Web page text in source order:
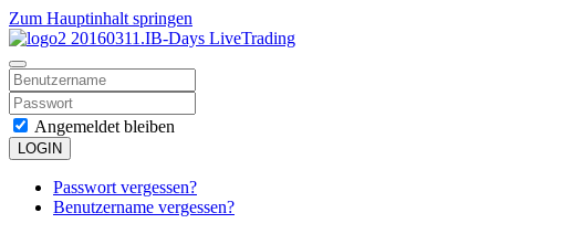
Zum Hauptinhalt springen
Angemeldet bleiben
LOGIN
Passwort vergessen?
Benutzername vergessen?